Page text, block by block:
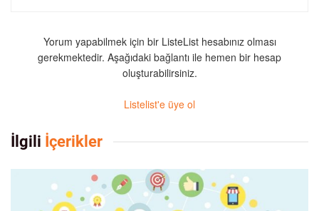
Yorum yapabilmek için bir ListeList hesabınız olması
gerekmektedir. Aşağıdaki bağlantı ile hemen bir hesap
oluşturabilirsiniz.
Listelist'e üye ol
İlgili İçerikler